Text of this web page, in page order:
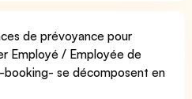
de prévoyance pour
Employé / Employée de
se décomposent en